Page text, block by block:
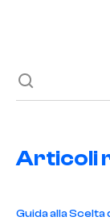
Articoli
Guida alla